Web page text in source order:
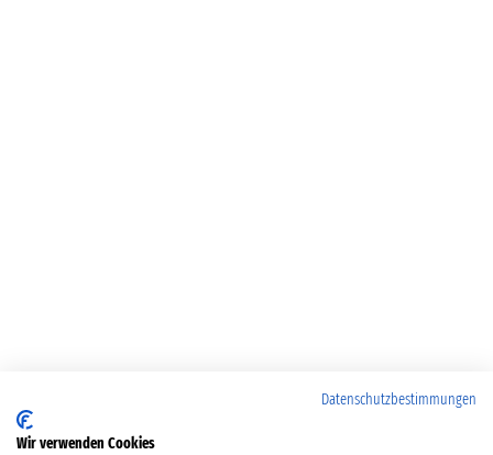
Datenschutzbestimmungen
Wir verwenden Cookies